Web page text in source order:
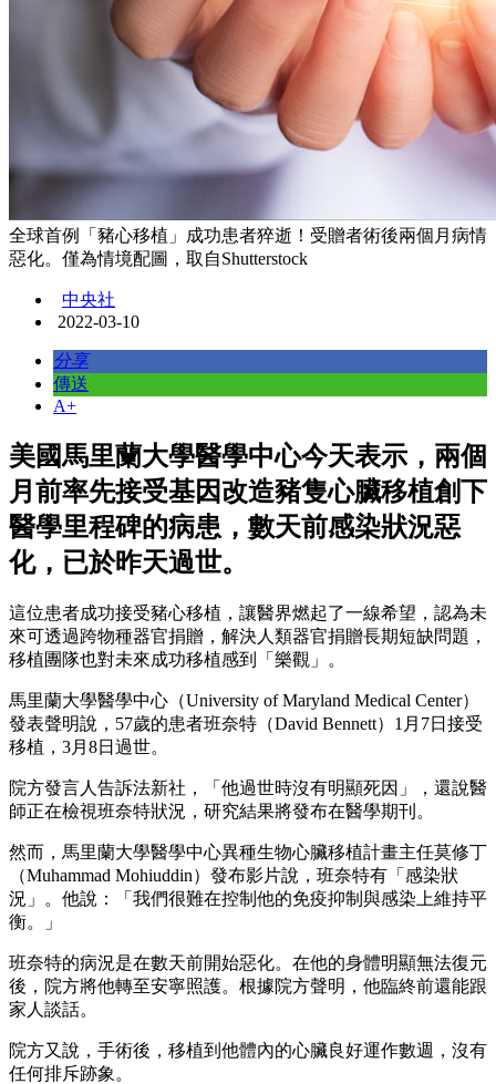
全球首例「豬心移植」成功患者猝逝！受贈者術後兩個月病情
惡化。僅為情境配圖，取自Shutterstock
中央社
2022-03-10
分享
傳送
A+
美國馬里蘭大學醫學中心今天表示，兩個
月前率先接受基因改造豬隻心臟移植創下
醫學里程碑的病患，數天前感染狀況惡
化，已於昨天過世。
這位患者成功接受豬心移植，讓醫界燃起了一線希望，認為未
來可透過跨物種器官捐贈，解決人類器官捐贈長期短缺問題，
移植團隊也對未來成功移植感到「樂觀」。
馬里蘭大學醫學中心（University of Maryland Medical Center）
發表聲明說，57歲的患者班奈特（David Bennett）1月7日接受
移植，3月8日過世。
院方發言人告訴法新社，「他過世時沒有明顯死因」，還說醫
師正在檢視班奈特狀況，研究結果將發布在醫學期刊。
然而，馬里蘭大學醫學中心異種生物心臟移植計畫主任莫修丁
（Muhammad Mohiuddin）發布影片說，班奈特有「感染狀
況」。他說：「我們很難在控制他的免疫抑制與感染上維持平
衡。」
班奈特的病況是在數天前開始惡化。在他的身體明顯無法復元
後，院方將他轉至安寧照護。根據院方聲明，他臨終前還能跟
家人談話。
院方又說，手術後，移植到他體內的心臟良好運作數週，沒有
任何排斥跡象。